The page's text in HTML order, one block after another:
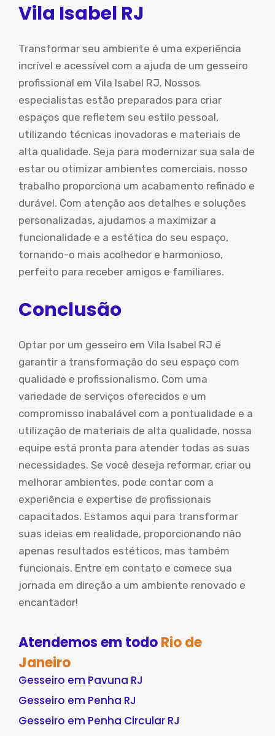
Vila Isabel RJ
Transformar seu ambiente é uma experiência
incrível e acessível com a ajuda de um gesseiro
profissional em Vila Isabel RJ. Nossos
especialistas estão preparados para criar
espaços que refletem seu estilo pessoal,
utilizando técnicas inovadoras e materiais de
alta qualidade. Seja para modernizar sua sala de
estar ou otimizar ambientes comerciais, nosso
trabalho proporciona um acabamento refinado e
durável. Com atenção aos detalhes e soluções
personalizadas, ajudamos a maximizar a
funcionalidade e a estética do seu espaço,
tornando-o mais acolhedor e harmonioso,
perfeito para receber amigos e familiares.
Conclusão
Optar por um gesseiro em Vila Isabel RJ é
garantir a transformação do seu espaço com
qualidade e profissionalismo. Com uma
variedade de serviços oferecidos e um
compromisso inabalável com a pontualidade e a
utilização de materiais de alta qualidade, nossa
equipe está pronta para atender todas as suas
necessidades. Se você deseja reformar, criar ou
melhorar ambientes, pode contar com a
experiência e expertise de profissionais
capacitados. Estamos aqui para transformar
suas ideias em realidade, proporcionando não
apenas resultados estéticos, mas também
funcionais. Entre em contato e comece sua
jornada em direção a um ambiente renovado e
encantador!
Atendemos em todoRio de
Janeiro
Gesseiro em Pavuna RJ
Gesseiro em Penha RJ
Gesseiro em Penha Circular RJ